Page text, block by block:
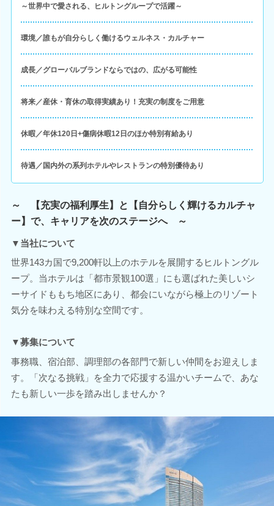
～世界中で愛される、ヒルトングループで活躍～
環境／誰もが自分らしく働けるウェルネス・カルチャー
成長／グローバルブランドならではの、広がる可能性
将来／産休・育休の取得実績あり！充実の制度をご用意
休暇／年休120日+傷病休暇12日のほか特別有給あり
待遇／国内外の系列ホテルやレストランの特別優待あり
～ 【充実の福利厚生】と【自分らしく輝けるカルチャ
ー】で、キャリアを次のステージへ ～
▼当社について
世界143カ国で9,200軒以上のホテルを展開するヒルトングル
ープ。当ホテルは「都市景観100選」にも選ばれた美しいシ
ーサイドももち地区にあり、都会にいながら極上のリゾート
気分を味わえる特別な空間です。
▼募集について
事務職、宿泊部、調理部の各部門で新しい仲間をお迎えしま
す。「次なる挑戦」を全力で応援する温かいチームで、あな
たも新しい一歩を踏み出しませんか？